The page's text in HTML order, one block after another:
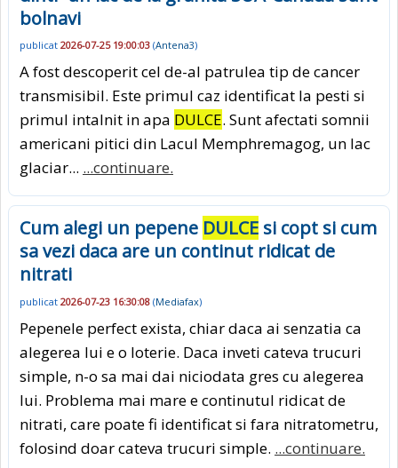
bolnavi
publicat 2026-07-25 19:00:03 (Antena3)
A fost descoperit cel de-al patrulea tip de cancer
transmisibil. Este primul caz identificat la pesti si
primul intalnit in apa DULCE. Sunt afectati somnii
americani pitici din Lacul Memphremagog, un lac
glaciar... ...continuare.
Cum alegi un pepene DULCE si copt si cum
sa vezi daca are un continut ridicat de
nitrati
publicat 2026-07-23 16:30:08 (Mediafax)
Pepenele perfect exista, chiar daca ai senzatia ca
alegerea lui e o loterie. Daca inveti cateva trucuri
simple, n-o sa mai dai niciodata gres cu alegerea
lui. Problema mai mare e continutul ridicat de
nitrati, care poate fi identificat si fara nitratometru,
folosind doar cateva trucuri simple. ...continuare.